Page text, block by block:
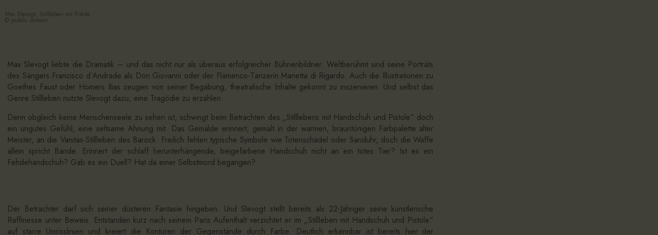
Max Slevogt, Stillleben mit Pistole
© public domain
Max Slevogt liebte die Dramatik – und das nicht nur als überaus erfolgreicher Bühnenbildner. Weltberühmt sind seine Porträts
des Sängers Francisco d`Andrade als Don Giovanni oder der Flamenco-Tänzerin Marietta di Rigardo. Auch die Illustrationen zu
Goethes Faust oder Homers Ilias zeugen von seiner Begabung, theatralische Inhalte gekonnt zu inszenieren. Und selbst das
Genre Stillleben nutzte Slevogt dazu, eine Tragödie zu erzählen.
Denn obgleich keine Menschenseele zu sehen ist, schwingt beim Betrachten des „Stilllebens mit Handschuh und Pistole“ doch
ein ungutes Gefühl, eine seltsame Ahnung mit. Das Gemälde erinnert, gemalt in der warmen, brauntönigen Farbpalette alter
Meister, an die Vanitas-Stillleben des Barock. Freilich fehlen typische Symbole wie Totenschädel oder Sanduhr, doch die Waffe
allein spricht Bände. Erinnert der schlaff herunterhängende, beigefarbene Handschuh nicht an ein totes Tier? Ist es ein
Fehdehandschuh? Gab es ein Duell? Hat da einer Selbstmord begangen?
Der Betrachter darf sich seiner düsteren Fantasie hingeben. Und Slevogt stellt bereits als 22-Jähriger seine künstlerische
Raffinesse unter Beweis. Entstanden kurz nach seinem Paris Aufenthalt verzichtet er im „Stillleben mit Handschuh und Pistole“
auf starre Umrisslinien und kreiert die Konturen der Gegenstände durch Farbe. Deutlich erkennbar ist bereits hier der